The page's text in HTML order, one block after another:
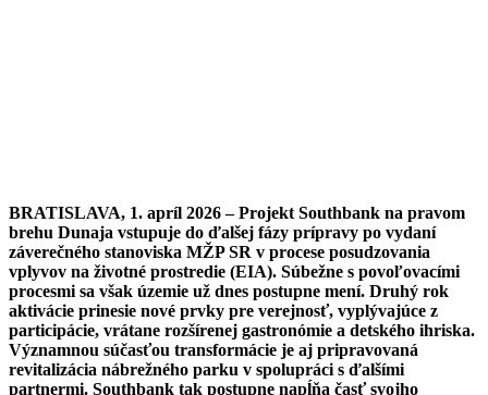
BRATISLAVA, 1. apríl 2026 – Projekt Southbank na pravom
brehu Dunaja vstupuje do ďalšej fázy prípravy po vydaní
záverečného stanoviska MŽP SR v procese posudzovania
vplyvov na životné prostredie (EIA). Súbežne s povoľovacími
procesmi sa však územie už dnes postupne mení. Druhý rok
aktivácie prinesie nové prvky pre verejnosť, vyplývajúce z
participácie, vrátane rozšírenej gastronómie a detského ihriska.
Významnou súčasťou transformácie je aj pripravovaná
revitalizácia nábrežného parku v spolupráci s ďalšími
partnermi. Southbank tak postupne napĺňa časť svojho